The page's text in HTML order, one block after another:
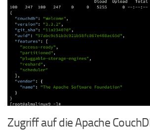
Zugriff auf die Apache